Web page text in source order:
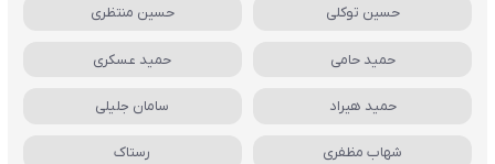
حسین توکلی حسین منتظری
حمید حامی حمید عسکری
حمید هیراد سامان جلیلی
شهاب مظفری رستاک